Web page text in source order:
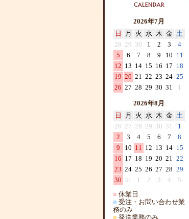
2026年7月
日
月 火 水 木 金 土
28 29 30 1 2 3
4
5
6 7 8 9 10 11
12 13 14 15 16 17 18
19 20 21 22 23 24 25
26 27 28 29 30 31 1
2026年8月
日
月 火 水 木 金 土
26 27 28 29 30 31
1
2
3 4 5 6 7
8
9
10 11 12 13 14 15
16 17 18 19 20 21 22
23 24 25 26 27 28 29
30 31 1 2 3 4
5
■ 休業日
■ 受注・お問い合わせ業
務のみ
■ 発送業務のみ